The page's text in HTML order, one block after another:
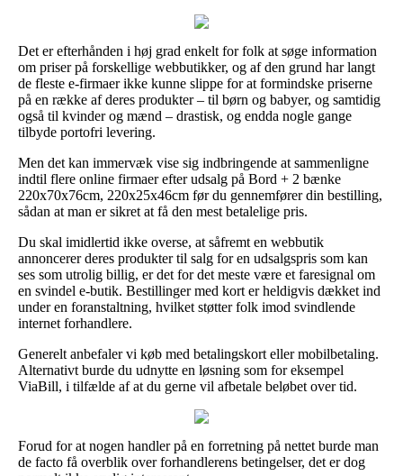
Det er efterhånden i høj grad enkelt for folk at søge information
om priser på forskellige webbutikker, og af den grund har langt
de fleste e-firmaer ikke kunne slippe for at formindske priserne
på en række af deres produkter – til børn og babyer, og samtidig
også til kvinder og mænd – drastisk, og endda nogle gange
tilbyde portofri levering.
Men det kan immervæk vise sig indbringende at sammenligne
indtil flere online firmaer efter udsalg på Bord + 2 bænke
220x70x76cm, 220x25x46cm før du gennemfører din bestilling,
sådan at man er sikret at få den mest betalelige pris.
Du skal imidlertid ikke overse, at såfremt en webbutik
annoncerer deres produkter til salg for en udsalgspris som kan
ses som utrolig billig, er det for det meste være et faresignal om
en svindel e-butik. Bestillinger med kort er heldigvis dækket ind
under en foranstaltning, hvilket støtter folk imod svindlende
internet forhandlere.
Generelt anbefaler vi køb med betalingskort eller mobilbetaling.
Alternativt burde du udnytte en løsning som for eksempel
ViaBill, i tilfælde af at du gerne vil afbetale beløbet over tid.
Forud for at nogen handler på en forretning på nettet burde man
de facto få overblik over forhandlerens betingelser, det er dog